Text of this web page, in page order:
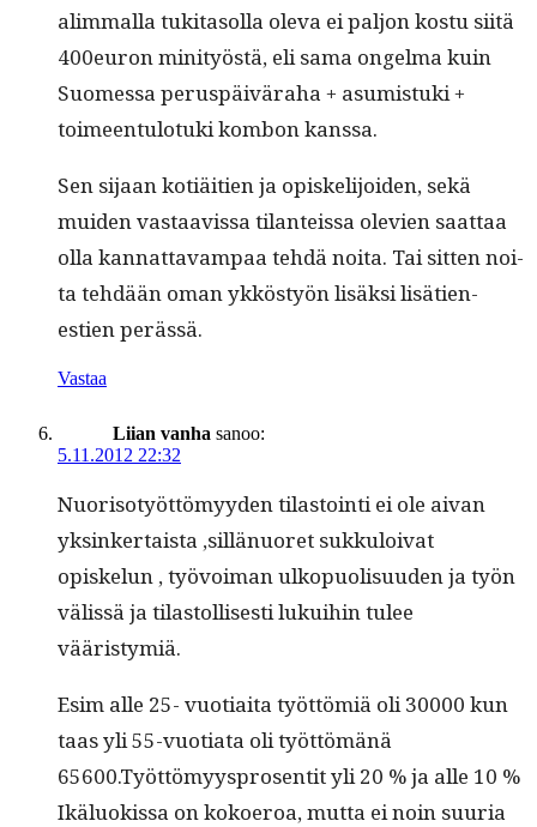
alim­mal­la tuk­i­ta­sol­la ole­va ei paljon kos­tu siitä
400euron min­i­työstä, eli sama ongel­ma kuin
Suomes­sa perus­päivära­ha + asum­is­tu­ki +
toimeen­tu­lo­tu­ki kom­bon kanssa.
Sen sijaan kotiäi­tien ja opiske­li­joiden, sekä
muiden vas­taavis­sa tilanteis­sa ole­vien saat­taa
olla kan­nat­tavam­paa tehdä noi­ta. Tai sit­ten noi­
ta tehdään oman ykköstyön lisäk­si lisä­tien­
estien perässä.
Vastaa
Liian vanha sanoo:
5.11.2012 22:32
Nuoriso­työt­tömyy­den tilas­toin­ti ei ole aivan
yksinker­taista ‚sil­län­uoret sukku­loi­vat
opiskelun , työvoiman ulkop­uolisu­u­den ja työn
välis­sä ja tilas­tol­lis­es­ti lukui­hin tulee
vääristymiä.
Esim alle 25- vuo­ti­ai­ta työt­tömiä oli 30000 kun
taas yli 55-vuo­ti­a­ta oli työt­tömänä
65600.Työttömyysprosentit yli 20 % ja alle 10 %
Ikälu­okissa on koko­eroa, mut­ta ei noin suuria